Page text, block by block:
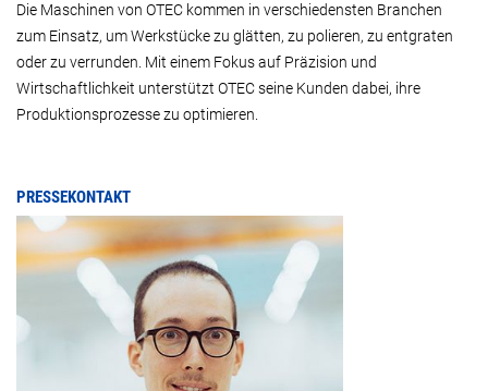
Die Maschinen von OTEC kommen in verschiedensten Branchen
zum Einsatz, um Werkstücke zu glätten, zu polieren, zu entgraten
oder zu verrunden. Mit einem Fokus auf Präzision und
Wirtschaftlichkeit unterstützt OTEC seine Kunden dabei, ihre
Produktionsprozesse zu optimieren.
PRESSEKONTAKT